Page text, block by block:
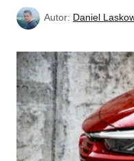
Autor: Daniel